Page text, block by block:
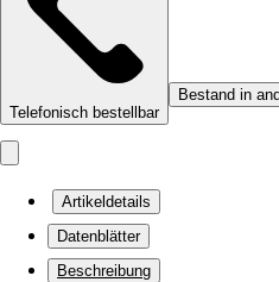
Telefonisch bestellbar
Bestand in
Artikeldetails
Datenblätter
Beschreibung